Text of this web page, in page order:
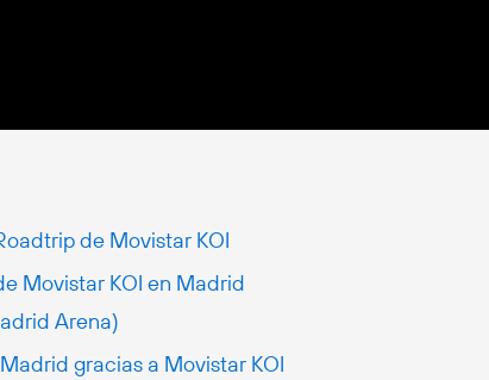
de Movistar KOI
Movistar KOI en Madrid
Arena)
gracias a Movistar KOI